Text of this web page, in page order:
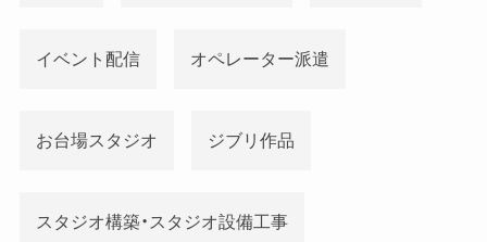
イベント配信 オペレーター派遣
お台場スタジオ ジブリ作品
スタジオ構築・スタジオ設備工事